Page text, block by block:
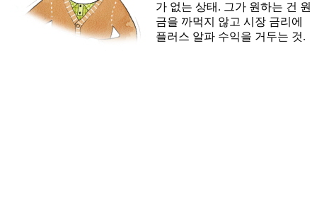
가 없는 상태. 그가 원하는 건 원
금을 까먹지 않고 시장 금리에
플러스 알파 수익을 거두는 것.